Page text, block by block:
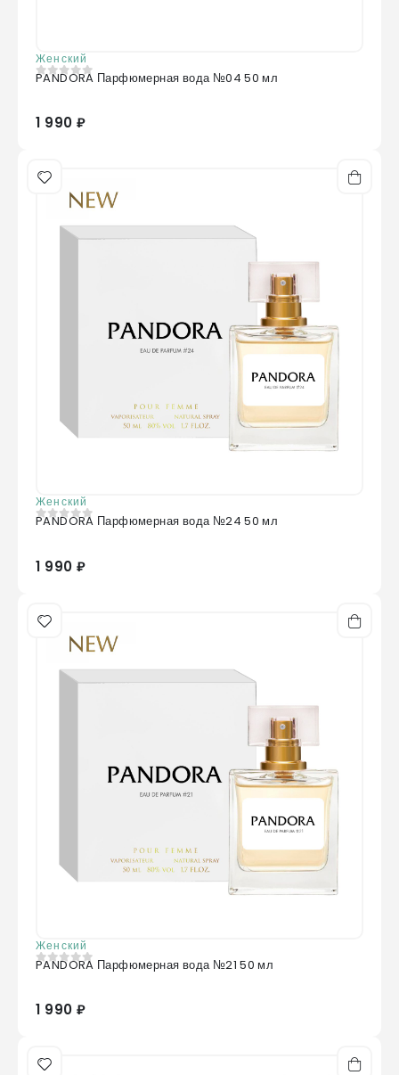
Женский
0 из 5 PANDORA Парфюмерная вода №04 50 мл
1 990 ₽
Женский
0 из 5 PANDORA Парфюмерная вода №24 50 мл
1 990 ₽
Женский
0 из 5 PANDORA Парфюмерная вода №21 50 мл
1 990 ₽